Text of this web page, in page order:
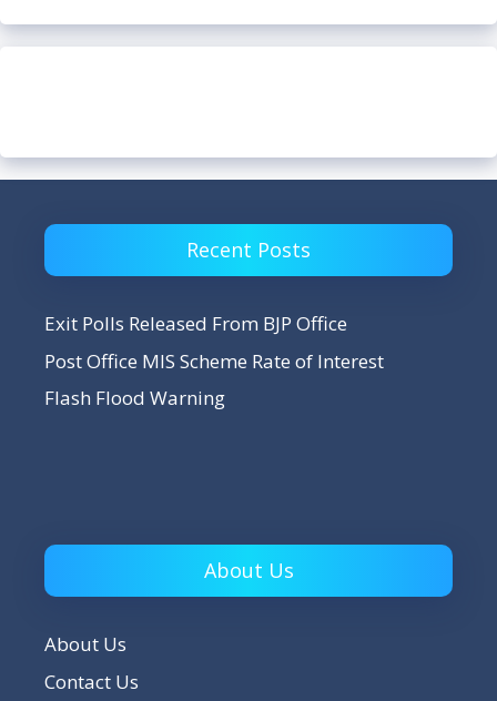
Recent Posts
Exit Polls Released From BJP Office
Post Office MIS Scheme Rate of Interest
Flash Flood Warning
About Us
About Us
Contact Us